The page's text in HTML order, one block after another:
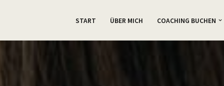
START ÜBER MICH COACHING BUCHEN